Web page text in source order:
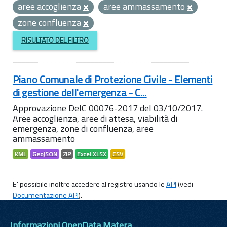
aree accoglienza
aree ammassamento
zone confluenza
RISULTATO DEL FILTRO
Piano Comunale di Protezione Civile - Elementi
di gestione dell'emergenza - C...
Approvazione DelC 00076-2017 del 03/10/2017.
Aree accoglienza, aree di attesa, viabilità di
emergenza, zone di confluenza, aree
ammassamento
KML GeoJSON ZIP Excel XLSX CSV
E' possibile inoltre accedere al registro usando leAPI(vedi
Documentazione API).